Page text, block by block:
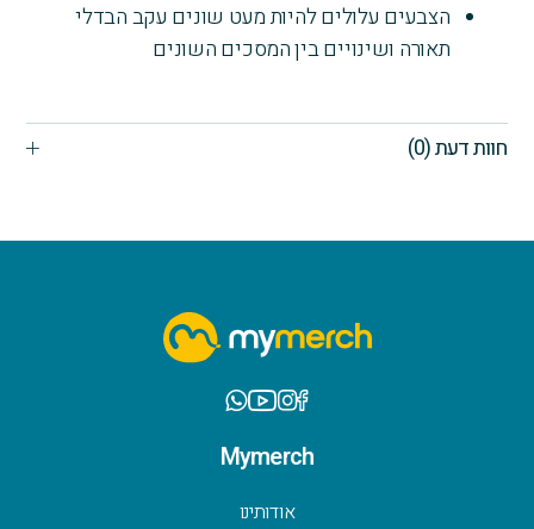
הצבעים עלולים להיות מעט שונים עקב הבדלי
תאורה ושינויים בין המסכים השונים
חוות דעת (0)
Mymerch
אודותינו